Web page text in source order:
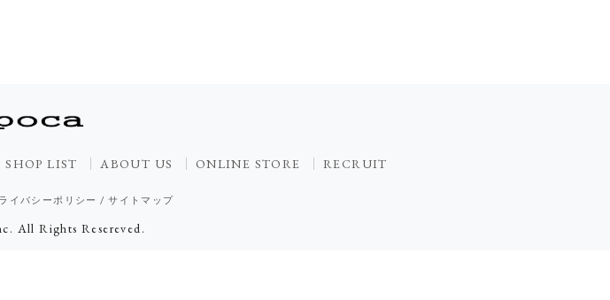
SHOP LIST ABOUT US ONLINE STORE RECRUIT
イバシーポリシー /サイトマップ
All Rights Resereved.